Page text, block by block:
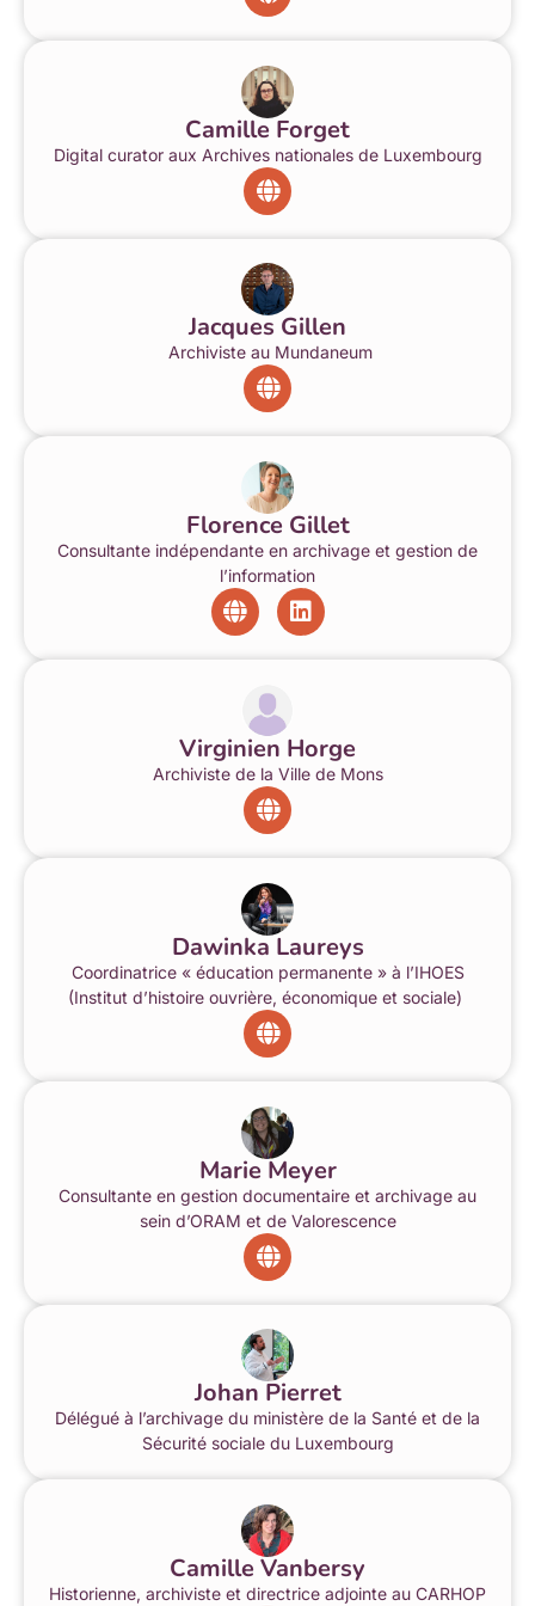
Camille Forget
Digital curator aux Archives nationales de Luxembourg
Jacques Gillen
Archiviste au Mundaneum
Florence Gillet
Consultante indépendante en archivage et gestion de
l’information
Virginien Horge
Archiviste de la Ville de Mons
Dawinka Laureys
Coordinatrice « éducation permanente » à l’IHOES
(Institut d’histoire ouvrière, économique et sociale)
Marie Meyer
Consultante en gestion documentaire et archivage au
sein d’ORAM et de Valorescence
Johan Pierret
Délégué à l’archivage du ministère de la Santé et de la
Sécurité sociale du Luxembourg
Camille Vanbersy
Historienne, archiviste et directrice adjointe au CARHOP